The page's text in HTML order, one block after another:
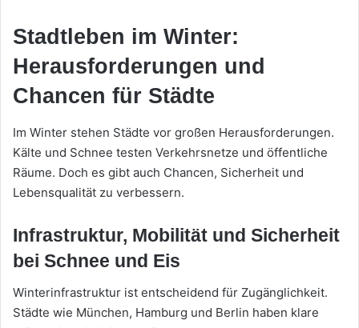
Stadtleben im Winter:
Herausforderungen und
Chancen für Städte
Im Winter stehen Städte vor großen Herausforderungen.
Kälte und Schnee testen Verkehrsnetze und öffentliche
Räume. Doch es gibt auch Chancen, Sicherheit und
Lebensqualität zu verbessern.
Infrastruktur, Mobilität und Sicherheit
bei Schnee und Eis
Winterinfrastruktur ist entscheidend für Zugänglichkeit.
Städte wie München, Hamburg und Berlin haben klare